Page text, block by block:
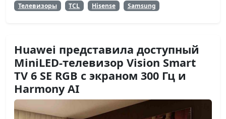
Телевизоры TCL Hisense Samsung
Huawei представила доступный
MiniLED-телевизор Vision Smart
TV 6 SE RGB с экраном 300 Гц и
Harmony AI